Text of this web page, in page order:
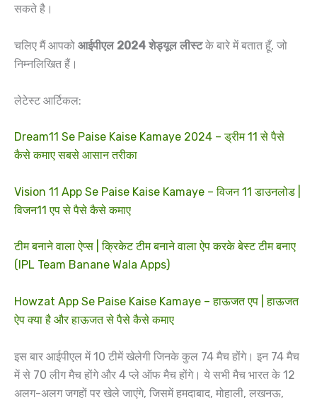
सकते है।
चलिए मैं आपको आईपीएल 2024 शेड्यूल लीस्टके बारे में बतात हूँ, जो
निम्नलिखित हैं।
लेटेस्ट आर्टिकल:
Dream11 Se Paise Kaise Kamaye 2024 – ड्रीम 11 से पैसे
कैसे कमाए सबसे आसान तरीका
Vision 11 App Se Paise Kaise Kamaye – विजन 11 डाउनलोड |
विजन11 एप से पैसे कैसे कमाए
टीम बनाने वाला ऐप्स | क्रिकेट टीम बनाने वाला ऐप करके बेस्ट टीम बनाए
(IPL Team Banane Wala Apps)
Howzat App Se Paise Kaise Kamaye – हाऊजत एप | हाऊजत
ऐप क्या है और हाऊजत से पैसे कैसे कमाए
इस बार आईपीएल में 10 टीमें खेलेगी जिनके कुल 74 मैच होंगे। इन 74 मैच
में से 70 लीग मैच होंगे और 4 प्ले ऑफ मैच होंगे। ये सभी मैच भारत के 12
अलग-अलग जगहों पर खेले जाएंगे, जिसमें हमदाबाद, मोहाली, लखनऊ,